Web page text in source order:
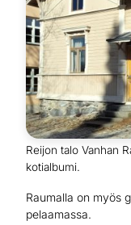
Reijon talo Vanhan
kotialbumi.
Raumalla on myös
pelaamassa.